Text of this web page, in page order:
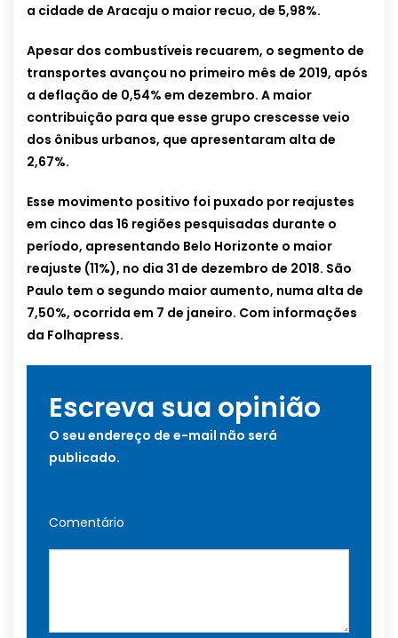
a cidade de Aracaju o maior recuo, de 5,98%.
Apesar dos combustíveis recuarem, o segmento de
transportes avançou no primeiro mês de 2019, após
a deflação de 0,54% em dezembro. A maior
contribuição para que esse grupo crescesse veio
dos ônibus urbanos, que apresentaram alta de
2,67%.
Esse movimento positivo foi puxado por reajustes
em cinco das 16 regiões pesquisadas durante o
período, apresentando Belo Horizonte o maior
reajuste (11%), no dia 31 de dezembro de 2018. São
Paulo tem o segundo maior aumento, numa alta de
7,50%, ocorrida em 7 de janeiro. Com informações
da Folhapress.
Escreva sua opinião
O seu endereço de e-mail não será
publicado.
Comentário